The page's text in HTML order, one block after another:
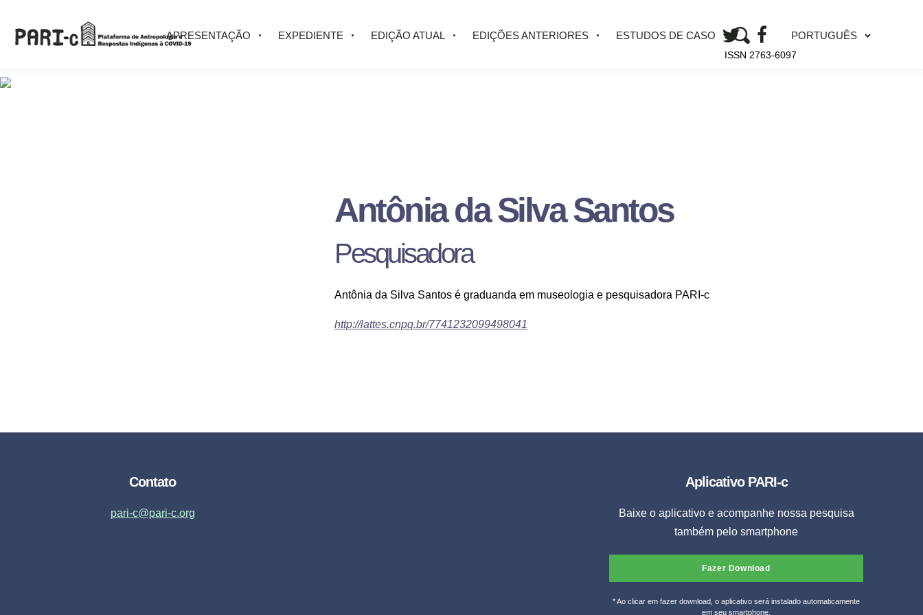
APRESENTAÇÃO EXPEDIENTE EDIÇÃO ATUAL EDIÇÕES ANTERIORES ESTUDOS DE CASO PORTUGUÊS
ISSN 2763-6097
Antônia da Silva Santos
Pesquisadora
Antônia da Silva Santos é graduanda em museologia e pesquisadora PARI-c
http://lattes.cnpq.br/7741232099498041
Contato
pari-c@pari-c.org
Aplicativo PARI-c
Baixe o aplicativo e acompanhe nossa pesquisa
também pelo smartphone
Fazer Download
* Ao clicar em fazer download, o aplicativo será instalado automaticamente
em seu smartphone.